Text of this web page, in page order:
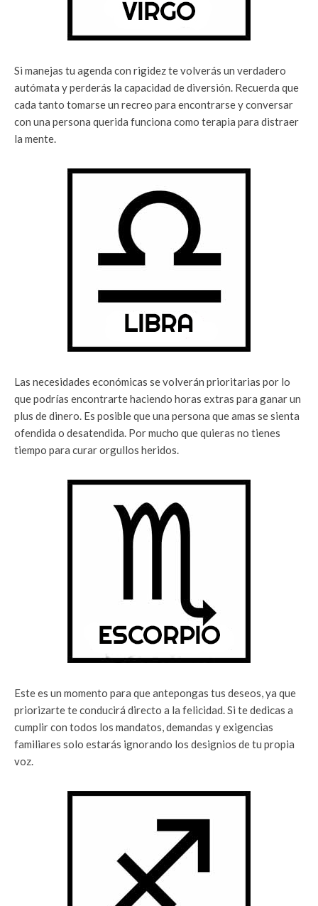
Si manejas tu agenda con rigidez te volverás un verdadero
autómata y perderás la capacidad de diversión. Recuerda que
cada tanto tomarse un recreo para encontrarse y conversar
con una persona querida funciona como terapia para distraer
la mente.
Las necesidades económicas se volverán prioritarias por lo
que podrías encontrarte haciendo horas extras para ganar un
plus de dinero. Es posible que una persona que amas se sienta
ofendida o desatendida. Por mucho que quieras no tienes
tiempo para curar orgullos heridos.
Este es un momento para que antepongas tus deseos, ya que
priorizarte te conducirá directo a la felicidad. Si te dedicas a
cumplir con todos los mandatos, demandas y exigencias
familiares solo estarás ignorando los designios de tu propia
voz.